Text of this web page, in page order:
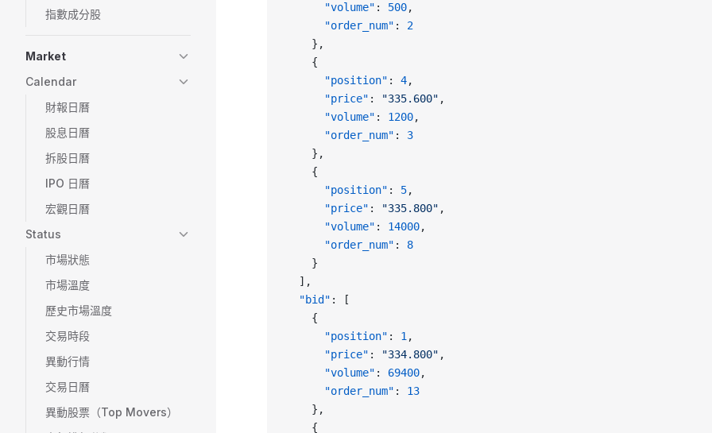
指數成分股
Market
Calendar
財報日曆
股息日曆
拆股日曆
IPO 日曆
宏觀日曆
Status
市場狀態
市場溫度
歷史市場溫度
交易時段
異動行情
交易日曆
異動股票（Top Movers）
      "volume"
: 500,
      "order_num"
: 2
    },
    {
      "position"
: 4,
      "price"
: "335.600" ,
      "volume"
: 1200,
      "order_num"
: 3
    },
    {
      "position"
: 5,
      "price"
: "335.800" ,
      "volume"
: 14000,
      "order_num"
: 8
    }
  ],
  "bid"
: [
    {
      "position"
: 1 ,
      "price"
: "334.800" ,
      "volume"
: 69400,
      "order_num"
: 13
    },
    {